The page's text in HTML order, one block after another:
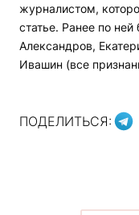
журналистом,
статье. Ранее по
Александров,
Ивашин (все
ПОДЕЛИТЬСЯ: